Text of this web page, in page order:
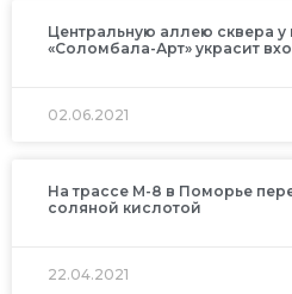
Центральную аллею сквера у
«Соломбала-Арт» украсит
02.06.2021
На трассе М-8 в Поморье
соляной кислотой
22.04.2021